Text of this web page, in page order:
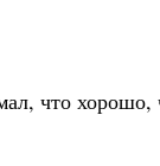
что хорошо,